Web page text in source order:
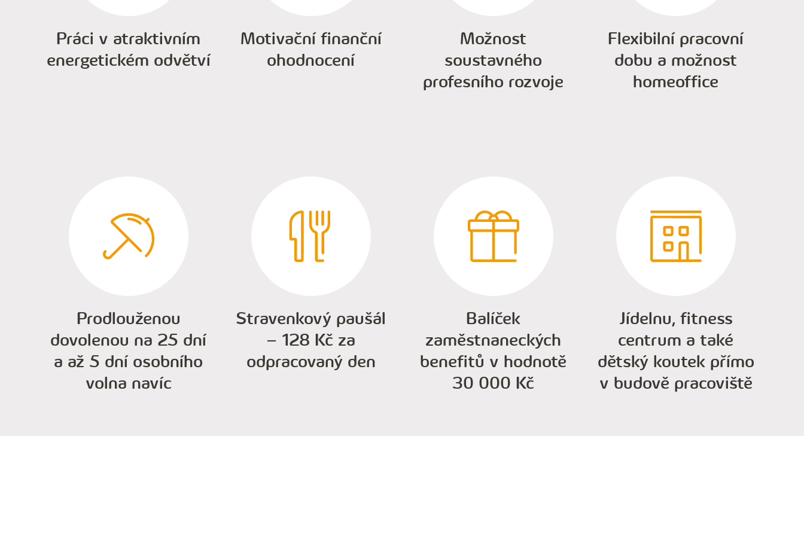
Práci v atraktivním
energetickém odvětví
Motivační finanční
ohodnocení
Možnost
soustavného
profesního rozvoje
Flexibilní pracovní
dobu a možnost
homeoffice
Prodlouženou
dovolenou na 25 dní
a až 5 dní osobního
volna navíc
Stravenkový paušál
– 128 Kč za
odpracovaný den
Balíček
zaměstnaneckých
benefitů v hodnotě
30 000 Kč
Jídelnu, fitness
centrum a také
dětský koutek přímo
v budově pracoviště